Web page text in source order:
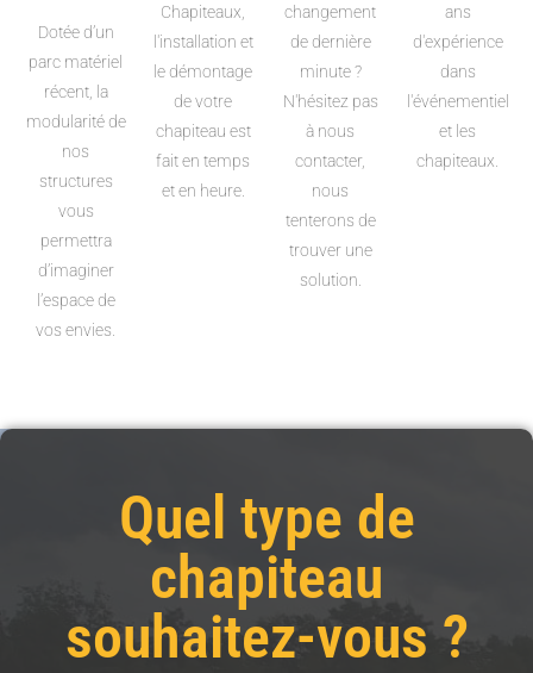
Dotée d’un
parc matériel
récent, la
modularité de
nos
structures
vous
permettra
d’imaginer
l’espace de
vos envies.
Chapiteaux,
l'installation et
le démontage
de votre
chapiteau est
fait en temps
et en heure.
changement
de dernière
minute ?
N'hésitez pas
à nous
contacter,
nous
tenterons de
trouver une
solution.
ans
d'expérience
dans
l'événementiel
et les
chapiteaux.
Quel type de
chapiteau
souhaitez-vous ?